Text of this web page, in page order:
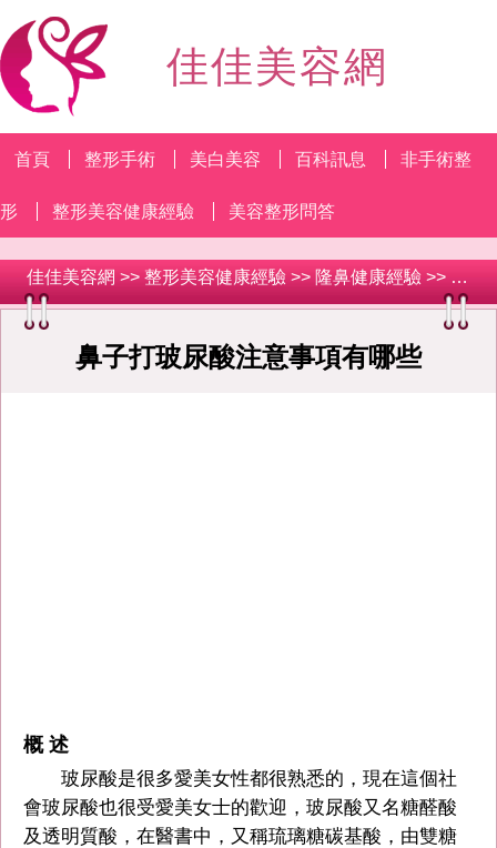
佳佳美容網
首頁 整形手術 美白美容 百科訊息 非手術整
形 整形美容健康經驗 美容整形問答
佳佳美容網 >> 整形美容健康經驗 >> 隆鼻健康經驗 >> 鼻子打玻尿酸注意事項有哪些
鼻子打玻尿酸注意事項有哪些
概 述
玻尿酸是很多愛美女性都很熟悉的，現在這個社
會玻尿酸也很受愛美女士的歡迎，玻尿酸又名糖醛酸
及透明質酸，在醫書中，又稱琉璃糖碳基酸，由雙糖